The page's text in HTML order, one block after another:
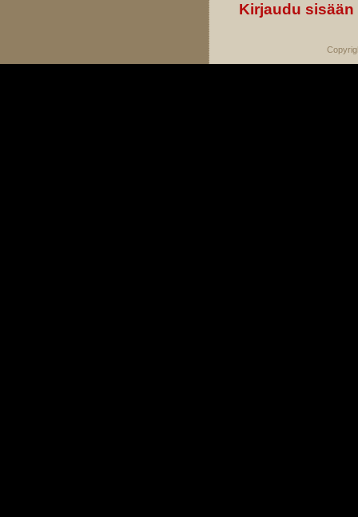
Kirjaudu sisään